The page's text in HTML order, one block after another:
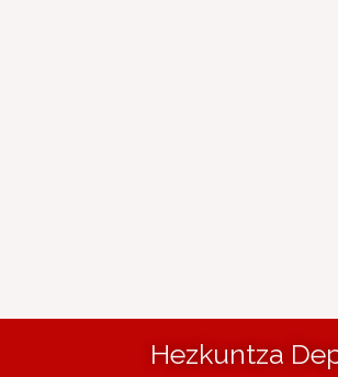
Hezkuntza